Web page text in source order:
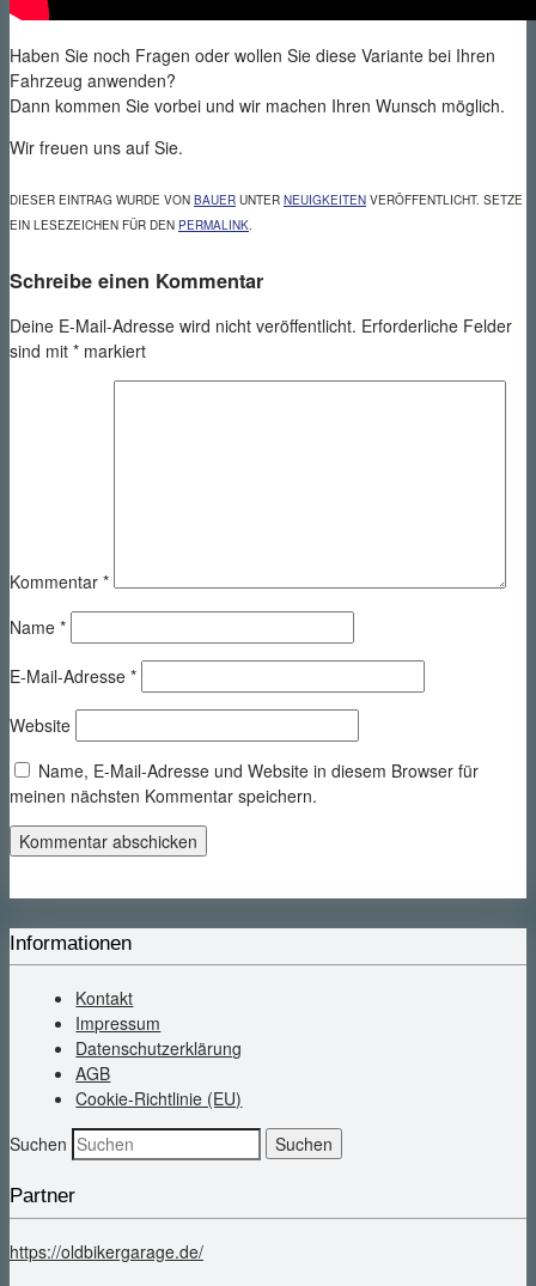
Haben Sie noch Fragen oder wollen Sie diese Variante bei Ihren
Fahrzeug anwenden?
Dann kommen Sie vorbei und wir machen Ihren Wunsch möglich.
Wir freuen uns auf Sie.
DIESER EINTRAG WURDE VON BAUER UNTER NEUIGKEITEN VERÖFFENTLICHT. SETZE
EIN LESEZEICHEN FÜR DEN PERMALINK
Schreibe einen Kommentar
Deine E-Mail-Adresse wird nicht veröffentlicht. Erforderliche Felder
sind mit * markiert
Kommentar *
Name *
E-Mail-Adresse *
Website
Name, E-Mail-Adresse und Website in diesem Browser für
meinen nächsten Kommentar speichern.
Informationen
Kontakt
Impressum
Datenschutzerklärung
AGB
Cookie-Richtlinie (EU)
Suchen
Partner
https://oldbikergarage.de/